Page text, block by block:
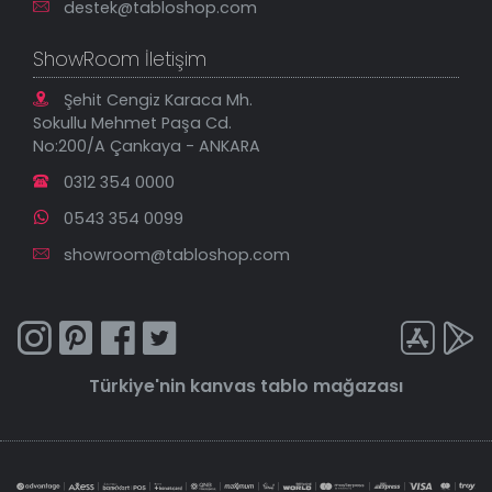
destek@tabloshop.com
ShowRoom İletişim
Şehit Cengiz Karaca Mh.
Sokullu Mehmet Paşa Cd.
No:200/A Çankaya - ANKARA
0312 354 0000
0543 354 0099
showroom@tabloshop.com
Türkiye'nin kanvas tablo mağazası